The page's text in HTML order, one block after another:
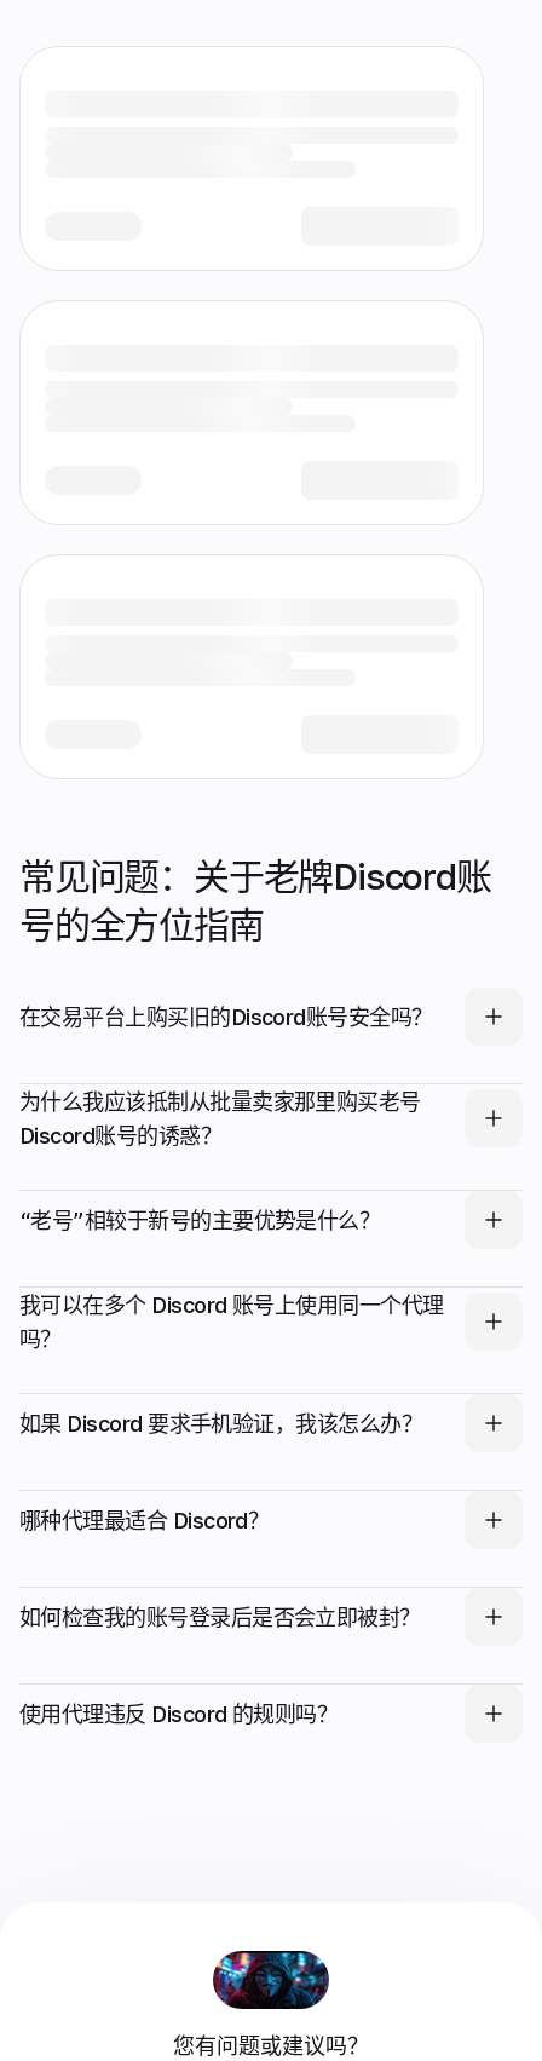
常见问题：关于老牌Discord账
号的全方位指南
在交易平台上购买旧的Discord账号安全吗？
为什么我应该抵制从批量卖家那里购买老号
Discord账号的诱惑？
“老号”相较于新号的主要优势是什么？
我可以在多个 Discord 账号上使用同一个代理
吗？
如果 Discord 要求手机验证，我该怎么办？
哪种代理最适合 Discord？
如何检查我的账号登录后是否会立即被封？
使用代理违反 Discord 的规则吗？
您有问题或建议吗？